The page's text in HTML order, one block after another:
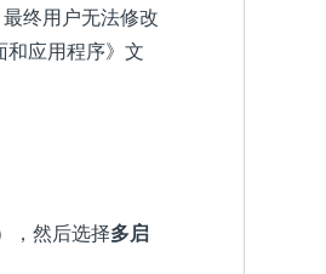
终用户无法修改
和应用程序》 文
，然后选择多启